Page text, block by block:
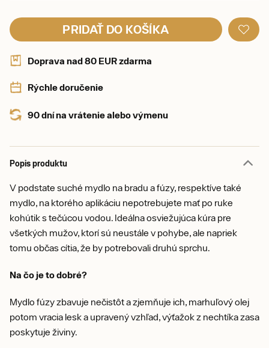
PRIDAŤ DO KOŠÍKA
Doprava nad 80 EUR zdarma
Rýchle doručenie
90 dní na vrátenie alebo výmenu
Popis produktu
V podstate suché mydlo na bradu a fúzy, respektíve také
mydlo, na ktorého aplikáciu nepotrebujete mať po ruke
kohútik s tečúcou vodou. Ideálna osviežujúca kúra pre
všetkých mužov, ktorí sú neustále v pohybe, ale napriek
tomu občas cítia, že by potrebovali druhú sprchu.
Na čo je to dobré?
Mydlo fúzy zbavuje nečistôt a zjemňuje ich, marhuľový olej
potom vracia lesk a upravený vzhľad, výťažok z nechtíka zasa
poskytuje živiny.